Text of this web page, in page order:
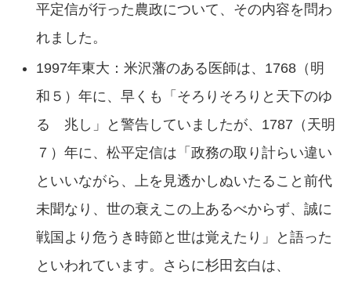
平定信が行った農政について、その内容を問わ
れました。
1997年東大：米沢藩のある医師は、1768（明
和５）年に、早くも「そろりそろりと天下のゆ
るゝ兆し」と警告していましたが、1787（天明
７）年に、松平定信は「政務の取り計らい違い
といいながら、上を見透かしぬいたること前代
未聞なり、世の衰えこの上あるべからず、誠に
戦国より危うき時節と世は覚えたり」と語った
といわれています。さらに杉田玄白は、